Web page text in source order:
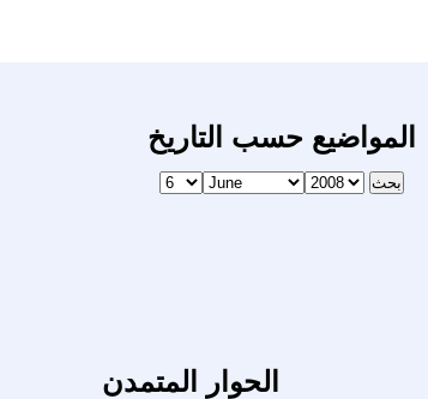
المواضيع حسب التاريخ
الحوار المتمدن